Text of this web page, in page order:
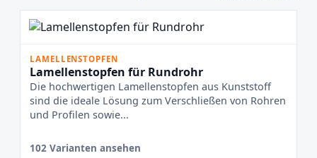
LAMELLENSTOPFEN
Lamellenstopfen für Rundrohr
Die hochwertigen Lamellenstopfen aus Kunststoff
sind die ideale Lösung zum Verschließen von Rohren
und Profilen sowie...
102 Varianten ansehen